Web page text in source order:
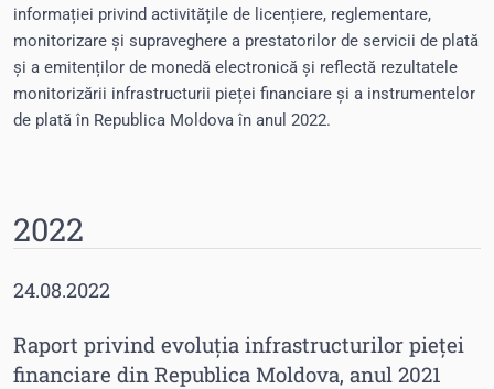
informației privind activitățile de licențiere, reglementare,
monitorizare și supraveghere a prestatorilor de servicii de plată
și a emitenților de monedă electronică și reflectă rezultatele
monitorizării infrastructurii pieței financiare și a instrumentelor
de plată în Republica Moldova în anul 2022.
2022
24.08.2022
Raport privind evoluția infrastructurilor pieței
financiare din Republica Moldova, anul 2021